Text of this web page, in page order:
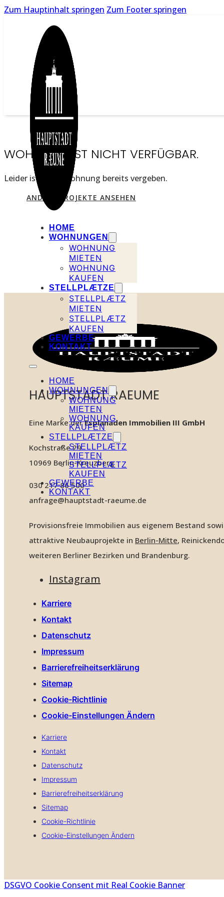
Zum Hauptinhalt springen Zum Footer springen
HOME
WOHNUNGEN
WOHNUNG
MIETEN
WOHNUNG
KAUFEN
STELLPLÆTZE
STELLPLÆTZ
MIETEN
STELLPLÆTZ
KAUFEN
GEWERBE
KONTAKT
HOME
WOHNUNGEN
WOHNUNG
MIETEN
WOHNUNG
KAUFEN
STELLPLÆTZE
STELLPLÆTZ
MIETEN
STELLPLÆTZ
KAUFEN
GEWERBE
KONTAKT
WOHNUNG IST NICHT VERFÜGBAR.
Leider ist diese Wohnung bereits vergeben.
ANDERE PROJEKTE ANSEHEN
HAUPTSTADT RAEUME
Eine Marke derEsplanaden Immobilien III GmbH
Kochstraße 29
10969 Berlin-Kreuzberg
030 217 86 500
anfrage@hauptstadt-raeume.de
Provisionsfreie Immobilien aus eigenem Bestand
attraktive Neubauprojekte in Berlin-Mitte,
weiteren Berliner Bezirken und Brandenburg.
Instagram
Karriere
Kontakt
Datenschutz
Impressum
Barrierefreiheitserklärung
Sitemap
Cookie-Richtlinie
Cookie-Einstellungen Ändern
Karriere
Kontakt
Datenschutz
Impressum
Barrierefreiheitserklärung
Sitemap
Cookie-Richtlinie
Cookie-Einstellungen Ändern
DSGVO Cookie Consent mit Real Cookie Banner